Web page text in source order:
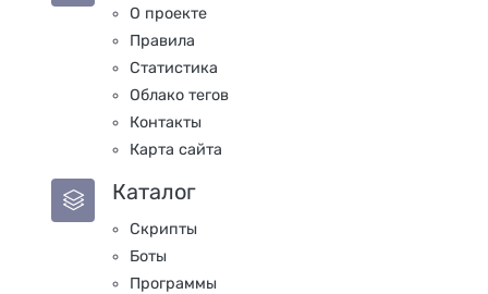
О проекте
Правила
Статистика
Облако тегов
Контакты
Карта сайта
Каталог
Скрипты
Боты
Программы